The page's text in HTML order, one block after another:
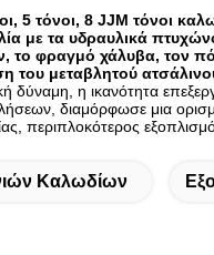
5 τόνοι, 8 JJM τόνοι
με τα υδραυλικά
φραγμό χάλυβα, τον
του μεταβλητού
δύναμη, η ικανότητα
διαμόρφωσε μια
περιπλοκότερος
Καλωδίων